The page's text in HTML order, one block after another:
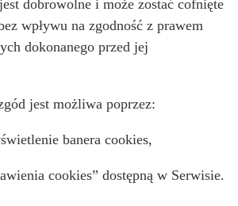
dobrowolne i może zostać cofnięte
wpływu na zgodność z prawem
dokonanego przed jej
jest możliwa poprzez:
banera cookies,
cookies” dostępną w Serwisie.